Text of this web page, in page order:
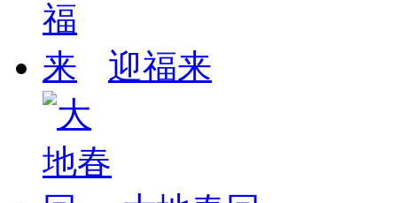
迎福来